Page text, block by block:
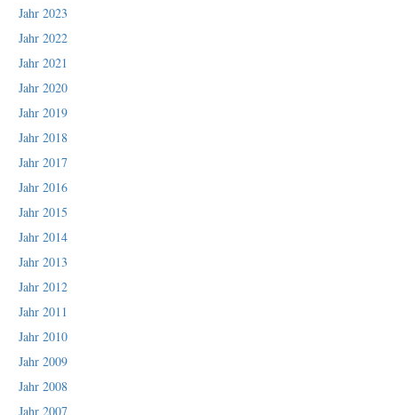
Jahr 2023
Jahr 2022
Jahr 2021
Jahr 2020
Jahr 2019
Jahr 2018
Jahr 2017
Jahr 2016
Jahr 2015
Jahr 2014
Jahr 2013
Jahr 2012
Jahr 2011
Jahr 2010
Jahr 2009
Jahr 2008
Jahr 2007